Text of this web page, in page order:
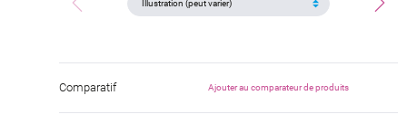
Comparatif Ajouter au comparateur de produits